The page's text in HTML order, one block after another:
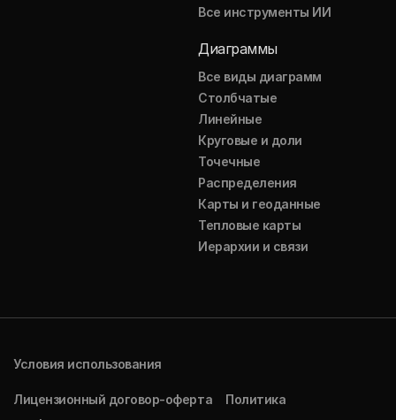
Все инструменты ИИ
Диаграммы
Все виды диаграмм
Столбчатые
Линейные
Круговые и доли
Точечные
Распределения
Карты и геоданные
Тепловые карты
Иерархии и связи
Условия использования
Лицензионный договор-оферта
Политика